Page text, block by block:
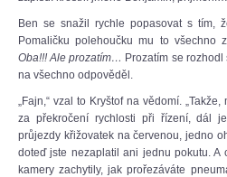
Ben se snažil rychle popasovat s tím,
Pomaličku polehoučku mu to všechno
Oba!!! Ale prozatím… Prozatím se rozhodl
na všechno odpověděl.
„Fajn,“ vzal to Kryštof na vědomí.
za překročení rychlosti při řízení, dál
průjezdy křižovatek na červenou, jedno
doteď jste nezaplatil ani jednu pokutu.
kamery zachytily, jak prořezáváte